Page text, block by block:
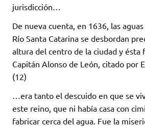
jurisdicción…
De nueva cuenta, en 1636, las
Río Santa Catarina se desbordan
altura del centro de la ciudad y ésta
Capitán Alonso de León, citado por
(12)
…era tanto el descuido en que se
este reino, que ni había casa con
fabricar cerca del agua. Fue la